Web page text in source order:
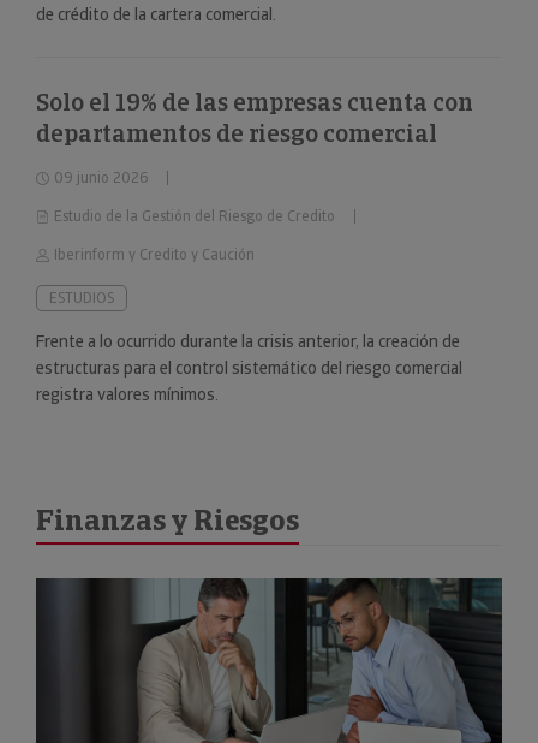
de crédito de la cartera comercial.
Solo el 19% de las empresas cuenta con
departamentos de riesgo comercial
09 junio 2026
Estudio de la Gestión del Riesgo de Credito
Iberinform y Credito y Caución
ESTUDIOS
Frente a lo ocurrido durante la crisis anterior, la creación de
estructuras para el control sistemático del riesgo comercial
registra valores mínimos.
Finanzas y Riesgos